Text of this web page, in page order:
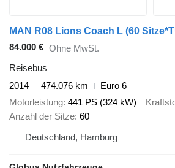
MAN R08 Lions Coach L (60
84.000 € Ohne MwSt.
Reisebus
2014
474.076 km
Euro 6
Motorleistung 441 PS (324 kW)
Anzahl der Sitze 60
Deutschland, Hamburg